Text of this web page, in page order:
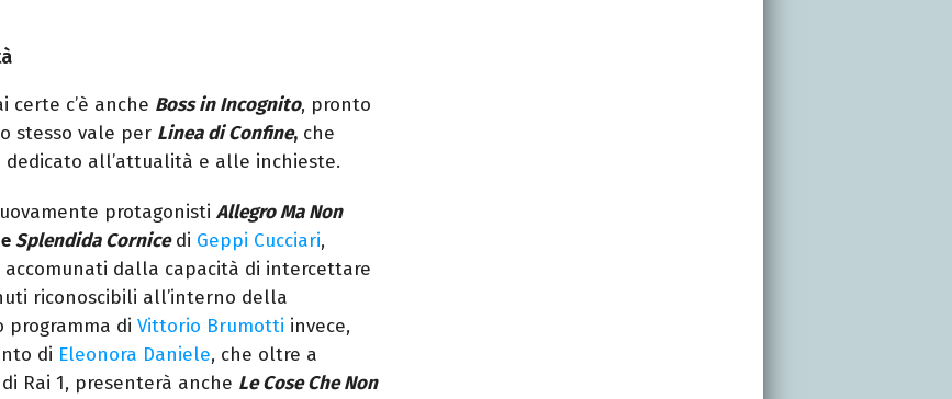
certe c’è anche Boss in Incognito, pronto
stesso vale per Linea di Confine, che
all’attualità e alle inchieste.
protagonisti Allegro Ma Non
Splendida Cornice di Geppi Cucciari,
dalla capacità di intercettare
riconoscibili all’interno della
programma di Vittorio Brumotti invece,
di Eleonora Daniele, che oltre a
Rai 1, presenterà anche Le Cose Che Non